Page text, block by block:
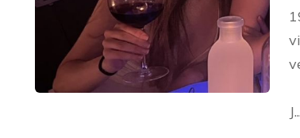
J...